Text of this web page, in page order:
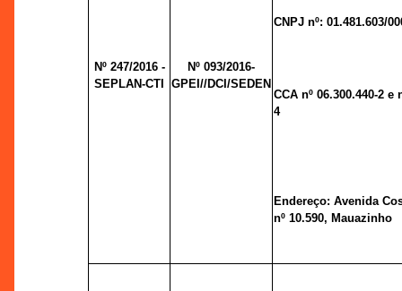
Nº 247/2016 -
SEPLAN-CTI
Nº 093/2016-
GPEI//DCI/SEDEN
CNPJ nº: 01.481.603/
CCA nº 06.300.440-2 e
4
Endereço: Avenida
nº 10.590, Mauazinho